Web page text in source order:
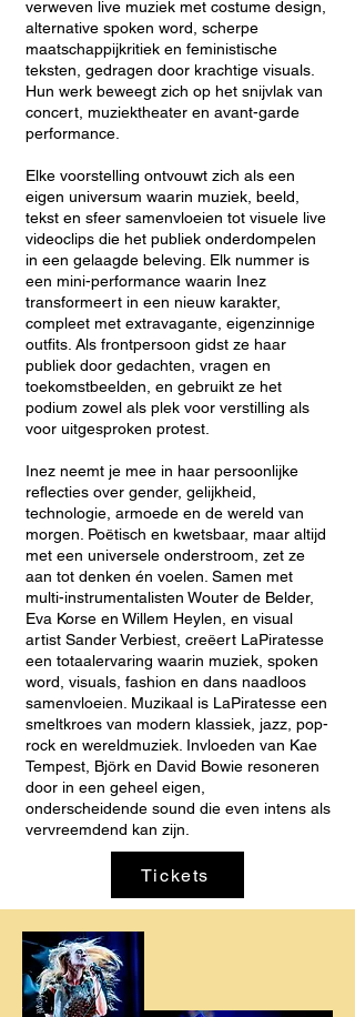
verweven live muziek met costume design,
alternative spoken word, scherpe
maatschappijkritiek en feministische
teksten, gedragen door krachtige visuals.
Hun werk beweegt zich op het snijvlak van
concert, muziektheater en avant-garde
performance.
Elke voorstelling ontvouwt zich als een
eigen universum waarin muziek, beeld,
tekst en sfeer samenvloeien tot visuele live
videoclips die het publiek onderdompelen
in een gelaagde beleving. Elk nummer is
een mini-performance waarin Inez
transformeert in een nieuw karakter,
compleet met extravagante, eigenzinnige
outfits. Als frontpersoon gidst ze haar
publiek door gedachten, vragen en
toekomstbeelden, en gebruikt ze het
podium zowel als plek voor verstilling als
voor uitgesproken protest.
Inez neemt je mee in haar persoonlijke
reflecties over gender, gelijkheid,
technologie, armoede en de wereld van
morgen. Poëtisch en kwetsbaar, maar altijd
met een universele onderstroom, zet ze
aan tot denken én voelen. Samen met
multi-instrumentalisten Wouter de Belder,
Eva Korse en Willem Heylen, en visual
artist Sander Verbiest, creëert LaPiratesse
een totaalervaring waarin muziek, spoken
word, visuals, fashion en dans naadloos
samenvloeien. Muzikaal is LaPiratesse een
smeltkroes van modern klassiek, jazz, pop-
rock en wereldmuziek. Invloeden van Kae
Tempest, Björk en David Bowie resoneren
door in een geheel eigen,
onderscheidende sound die even intens als
vervreemdend kan zijn.
Tickets